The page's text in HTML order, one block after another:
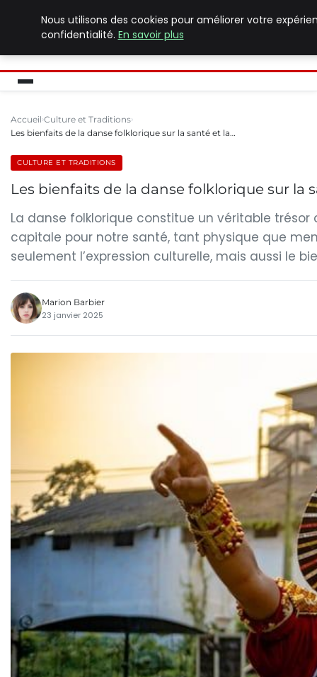
PILAT PATRIMOINES
Accueil Culture et Traditions
Les bienfaits de la danse folklorique sur la santé et la…
CULTURE ET TRADITIONS
Les bienfaits de la danse folklorique sur la
La danse folklorique constitue un véritable
capitale pour notre santé, tant physique que
seulement l’expression culturelle, mais aussi le
Marion Barbier
23 janvier 2025
Nous utilisons des cookies pour améliorer votre
confidentialité. En savoir plus